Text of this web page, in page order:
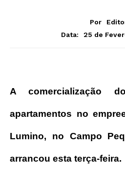
Por
Data:
25 de
A comercialização
apartamentos no
Lumino, no Campo
arrancou esta terça-feira.